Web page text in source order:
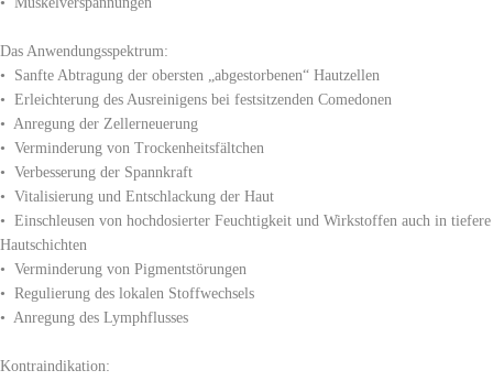
Das Anwendungsspektrum:
• Sanfte Abtragung der obersten „abgestorbenen“ Hautzellen
• Erleichterung des Ausreinigens bei festsitzenden Comedonen
• Anregung der Zellerneuerung
• Verminderung von Trockenheitsfältchen
• Verbesserung der Spannkraft
• Vitalisierung und Entschlackung der Haut
• Einschleusen von hochdosierter Feuchtigkeit und Wirkstoffen auch in tiefere
Hautschichten
• Verminderung von Pigmentstörungen
• Regulierung des lokalen Stoffwechsels
• Anregung des Lymphflusses
Kontraindikation: